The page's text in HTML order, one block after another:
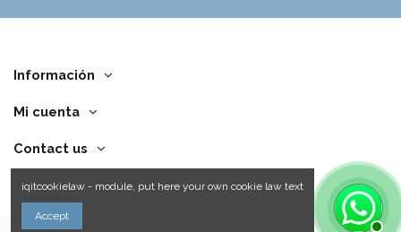
Información
Mi cuenta
Contact us
iqitcookielaw - module, put here your own cookie law text
Accept